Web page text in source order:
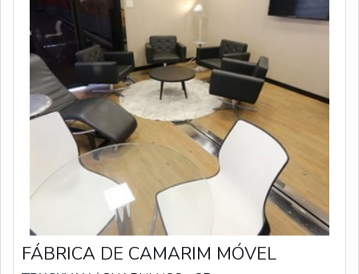
FÁBRICA DE CAMARIM MÓVEL